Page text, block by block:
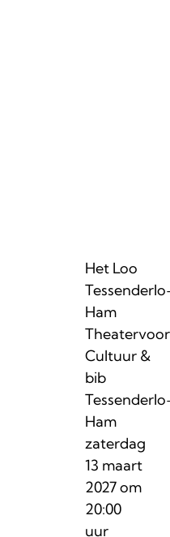
Het Loo
Ham
Cultuur &
bib
Ham
zaterdag
13 maart
2027om
20:00
uur